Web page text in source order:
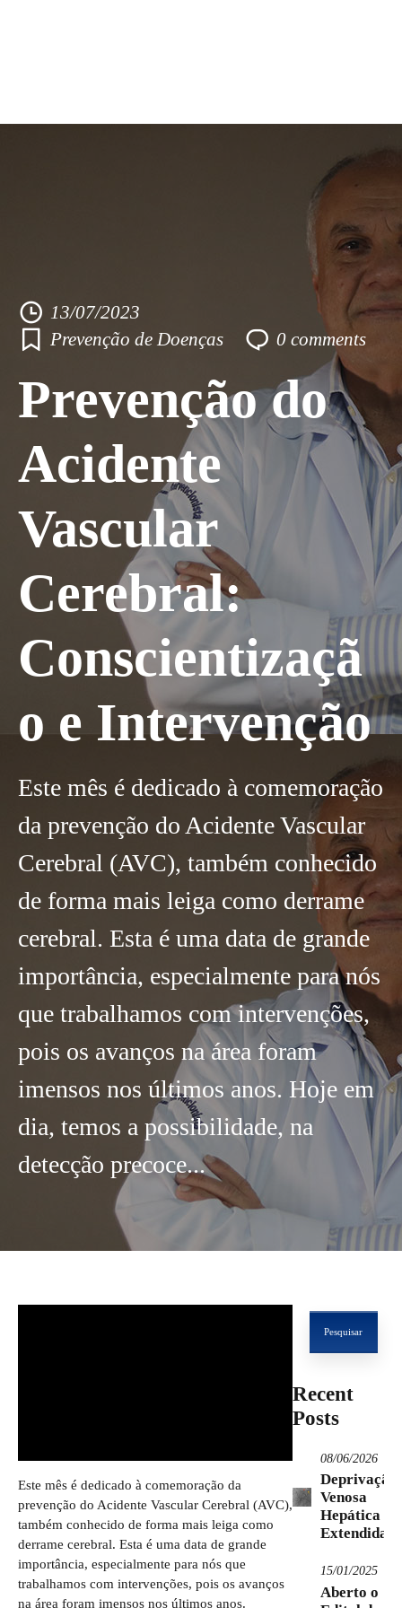
13/07/2023
Prevenção de Doenças
0 comments
Prevenção do
Acidente
Vascular
Cerebral:
Conscientizaçã
o e Intervenção
Este mês é dedicado à comemoração
da prevenção do Acidente Vascular
Cerebral (AVC), também conhecido
de forma mais leiga como derrame
cerebral. Esta é uma data de grande
importância, especialmente para nós
que trabalhamos com intervenções,
pois os avanços na área foram
imensos nos últimos anos. Hoje em
dia, temos a possibilidade, na
detecção precoce...
Este mês é dedicado à comemoração da
prevenção do Acidente Vascular Cerebral (AVC),
também conhecido de forma mais leiga como
derrame cerebral. Esta é uma data de grande
importância, especialmente para nós que
trabalhamos com intervenções, pois os avanços
na área foram imensos nos últimos anos.
Pesquisar
Recent
Posts
08/06/2026
Deprivação
Venosa
Hepática
Extendida
15/01/2025
Aberto o